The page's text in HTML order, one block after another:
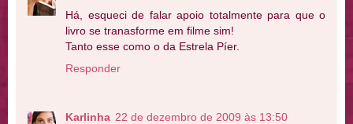
Há, esqueci de falar apoio totalmente para que o
livro se tranasforme em filme sim!
Tanto esse como o da Estrela Píer.
Responder
Karlinha 22 de dezembro de 2009 às 13:50